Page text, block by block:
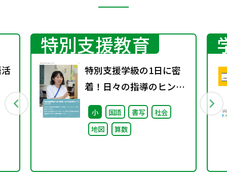
特別支援教育
特別支援学級の1日に密
着！日々の指導のヒント
がここに
小 国語 書写
社会
地図
算数